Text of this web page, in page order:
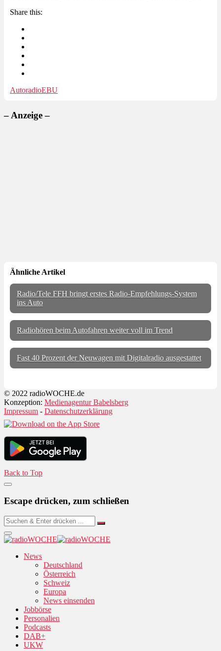
Share this:
AutoradioEBU
– Anzeige –
Ähnliche Artikel
Radio/Tele FFH bringt erstes Radio-Empfehlungs-System
ins Auto
Radiohören beim Autofahren weiter voll im Trend
Fast 40 Prozent der Neuwagen mit Digitalradio ausgestattet
© 2022 radioWOCHE.de
Konzeption: Medienagentur Babelsberg
Impressum - Datenschutzerklärung
Back to Top
Escape drücken, zum schließen
News
Deutschland
Österreich
Schweiz
Europa
News einsenden
Jobbörse
Personalien
Podcasts
DAB+
UKW